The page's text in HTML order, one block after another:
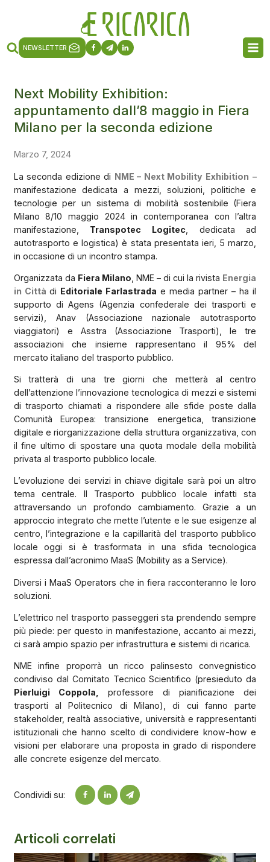
NEWSLETTER
Next Mobility Exhibition:
appuntamento dall’8 maggio in Fiera
Milano per la seconda edizione
Marzo 7, 2024
La seconda edizione di NME – Next Mobility Exhibition –
manifestazione dedicata a mezzi, soluzioni, politiche e
tecnologie per un sistema di mobilità sostenibile (Fiera
Milano 8/10 maggio 2024 in contemporanea con l’altra
manifestazione, Transpotec Logitec , dedicata ad
autotrasporto e logistica) è stata presentata ieri, 5 marzo,
in occasione di un incontro stampa.
Organizzata da Fiera Milano , NME – di cui la rivista Energia
in Città di Editoriale Farlastrada e media partner – ha il
supporto di Agens (Agenzia confederale dei trasporti e
servizi), Anav (Associazione nazionale autotrasporto
viaggiatori) e Asstra (Associazione Trasporti), le tre
associazioni che insieme rappresentano il 95% del
mercato italiano del trasporto pubblico.
Si tratterà di una tre giorni che metterà al centro
dell’attenzione l’innovazione tecnologica di mezzi e sistemi
di trasporto chiamati a rispondere alle sfide poste dalla
Comunità Europea: transizione energetica, transizione
digitale e riorganizzazione della struttura organizzativa, con
il fine ultimo di spostare una quota modale della mobilità
privata al trasporto pubblico locale.
L’evoluzione dei servizi in chiave digitale sarà poi un altro
tema centrale. Il Trasporto pubblico locale infatti sta
attraversando un profondo cambiamento. Grazie a un
approccio integrato che mette l’utente e le sue esigenze al
centro, l’integrazione e la capillarità del trasporto pubblico
locale oggi si è trasformata in una sfida tecnologica
espressa dall’acronimo MaaS (Mobility as a Service).
Diversi i MaaS Operators che in fiera racconteranno le loro
soluzioni.
L’elettrico nel trasporto passeggeri sta prendendo sempre
più piede: per questo in manifestazione, accanto ai mezzi,
ci sarà ampio spazio per infrastruttura e sistemi di ricarica.
NME infine proporrà un ricco palinsesto convegnistico
condiviso dal Comitato Tecnico Scientifico (presieduto da
Pierluigi Coppola,
professore di pianificazione dei
trasporti al Politecnico di Milano), di cui fanno parte
stakeholder, realtà associative, università e rappresentanti
istituzionali che hanno scelto di condividere know-how e
visioni per elaborare una proposta in grado di rispondere
alle concrete esigenze del mercato.
Condividi su:
Articoli correlati